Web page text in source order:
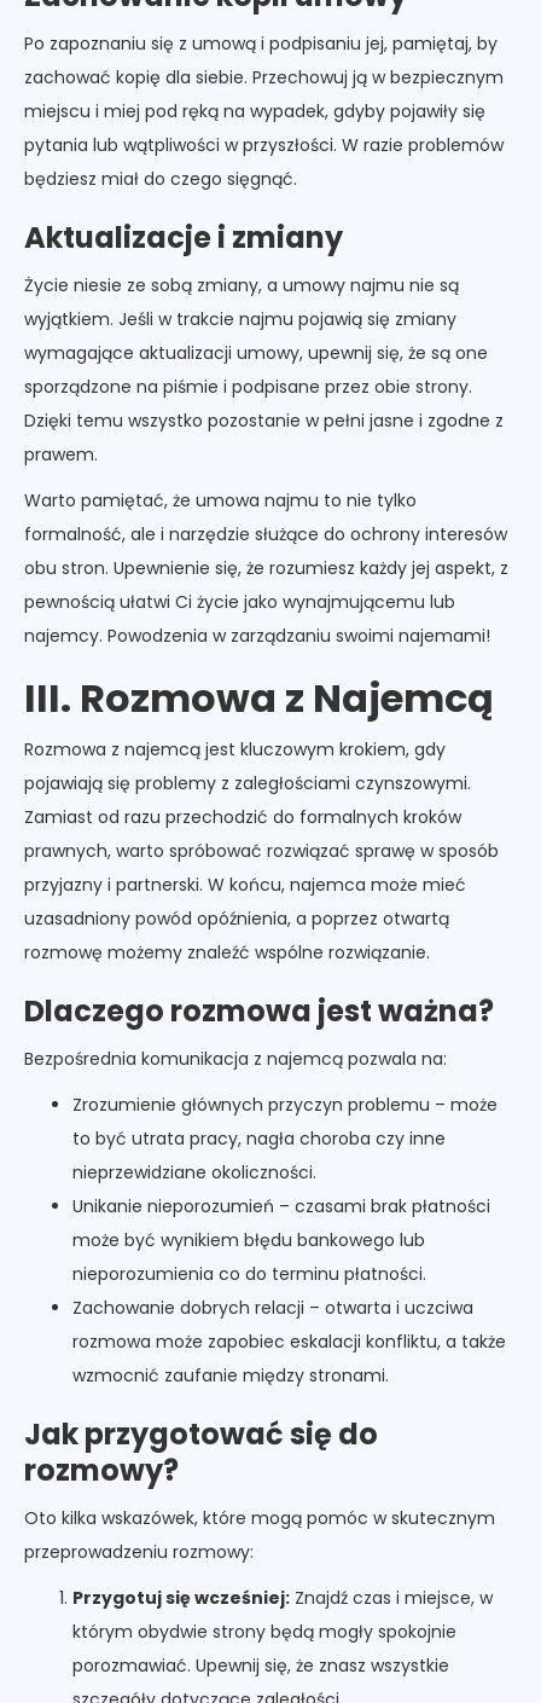
Po zapoznaniu się z umową i podpisaniu jej, pamiętaj, by
zachować kopię dla siebie. Przechowuj ją w bezpiecznym
miejscu i miej pod ręką na wypadek, gdyby pojawiły się
pytania lub wątpliwości w przyszłości. W razie problemów
będziesz miał do czego sięgnąć.
Aktualizacje i zmiany
Życie niesie ze sobą zmiany, a umowy najmu nie są
wyjątkiem. Jeśli w trakcie najmu pojawią się zmiany
wymagające aktualizacji umowy, upewnij się, że są one
sporządzone na piśmie i podpisane przez obie strony.
Dzięki temu wszystko pozostanie w pełni jasne i zgodne z
prawem.
Warto pamiętać, że umowa najmu to nie tylko
formalność, ale i narzędzie służące do ochrony interesów
obu stron. Upewnienie się, że rozumiesz każdy jej aspekt, z
pewnością ułatwi Ci życie jako wynajmującemu lub
najemcy. Powodzenia w zarządzaniu swoimi najemami!
III. Rozmowa z Najemcą
Rozmowa z najemcą jest kluczowym krokiem, gdy
pojawiają się problemy z zaległościami czynszowymi.
Zamiast od razu przechodzić do formalnych kroków
prawnych, warto spróbować rozwiązać sprawę w sposób
przyjazny i partnerski. W końcu, najemca może mieć
uzasadniony powód opóźnienia, a poprzez otwartą
rozmowę możemy znaleźć wspólne rozwiązanie.
Dlaczego rozmowa jest ważna?
Bezpośrednia komunikacja z najemcą pozwala na:
Zrozumienie głównych przyczyn problemu – może
to być utrata pracy, nagła choroba czy inne
nieprzewidziane okoliczności.
Unikanie nieporozumień – czasami brak płatności
może być wynikiem błędu bankowego lub
nieporozumienia co do terminu płatności.
Zachowanie dobrych relacji – otwarta i uczciwa
rozmowa może zapobiec eskalacji konfliktu, a także
wzmocnić zaufanie między stronami.
Jak przygotować się do
rozmowy?
Oto kilka wskazówek, które mogą pomóc w skutecznym
przeprowadzeniu rozmowy:
Przygotuj się wcześniej: Znajdź czas i miejsce, w
którym obydwie strony będą mogły spokojnie
porozmawiać. Upewnij się, że znasz wszystkie